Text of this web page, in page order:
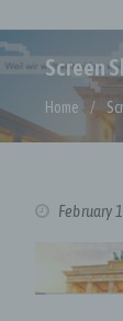
Screen
Home
February